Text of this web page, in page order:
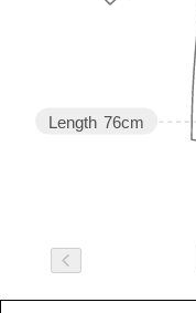
Length 76cm